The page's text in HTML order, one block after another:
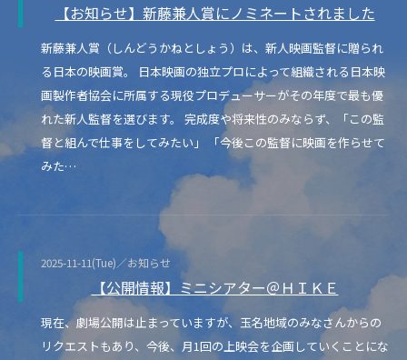
【お知らせ】新藤兼人賞にノミネートされました
新藤兼人賞（しんどうかねとしょう）は、新人映画監督に贈られ
る日本の映画賞。 日本映画の独立プロによって組織される日本映
画製作者協会に所属する現役プロデューサーがその年度で最も優
れた新人監督を選びます。 完成度や将来性のみならず、「この監
督と組んで仕事をしてみたい」 「今後この監督に映画を作らせて
みた…
2025-11-11(Tue)／お知らせ
【公開情報】ミニシアター＠ＨＩＫＥ
現在、劇場公開は止まっていますが、玉名地域のみなさんからの
リクエストもあり、今後、月1回の上映会を企画していくことにな